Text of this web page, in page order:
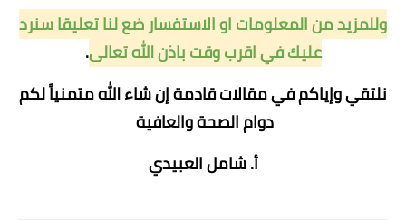
وللمزيد من المعلومات او الاستفسار ضع لنا تعليقا سنرد
عليك في اقرب وقت باذن الله تعالى.
نلتقي وإياكم في مقالات قادمة إن شاء الله متمنياً لكم
دوام الصحة والعافية
أ. شامل العبيدي